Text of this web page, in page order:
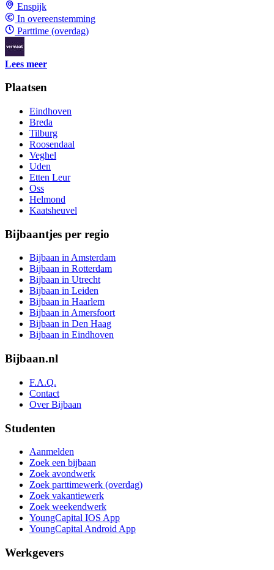
Enspijk
In overeenstemming
Parttime (overdag)
Lees meer
Plaatsen
Eindhoven
Breda
Tilburg
Roosendaal
Veghel
Uden
Etten Leur
Oss
Helmond
Kaatsheuvel
Bijbaantjes per regio
Bijbaan in Amsterdam
Bijbaan in Rotterdam
Bijbaan in Utrecht
Bijbaan in Leiden
Bijbaan in Haarlem
Bijbaan in Amersfoort
Bijbaan in Den Haag
Bijbaan in Eindhoven
Bijbaan.nl
F.A.Q.
Contact
Over Bijbaan
Studenten
Aanmelden
Zoek een bijbaan
Zoek avondwerk
Zoek parttimewerk (overdag)
Zoek vakantiewerk
Zoek weekendwerk
YoungCapital IOS App
YoungCapital Android App
Werkgevers